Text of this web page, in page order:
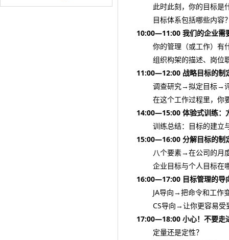
此时此刻，你的目标是
目标体系包括哪些内容
10:00—11:00 我们的企业需
你的管理（或工作）有
组织构架的描述、岗位
11:00—12:00 战略目标的制
调查研究→拟定目标→评
在这个工作过程里，你
14:00—15:00 体验式训练：
训练总结：目标的建立
15:00—16:00 分解目标的制
八个要素→在公司的月度
企业目标与个人目标在
16:00—17:00 目标管理的导
JA导向→把命令和工作变
CS导向→让你更容易受
17:00—18:00 小心！不要走
定量还是定性？